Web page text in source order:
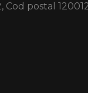
Cod postal